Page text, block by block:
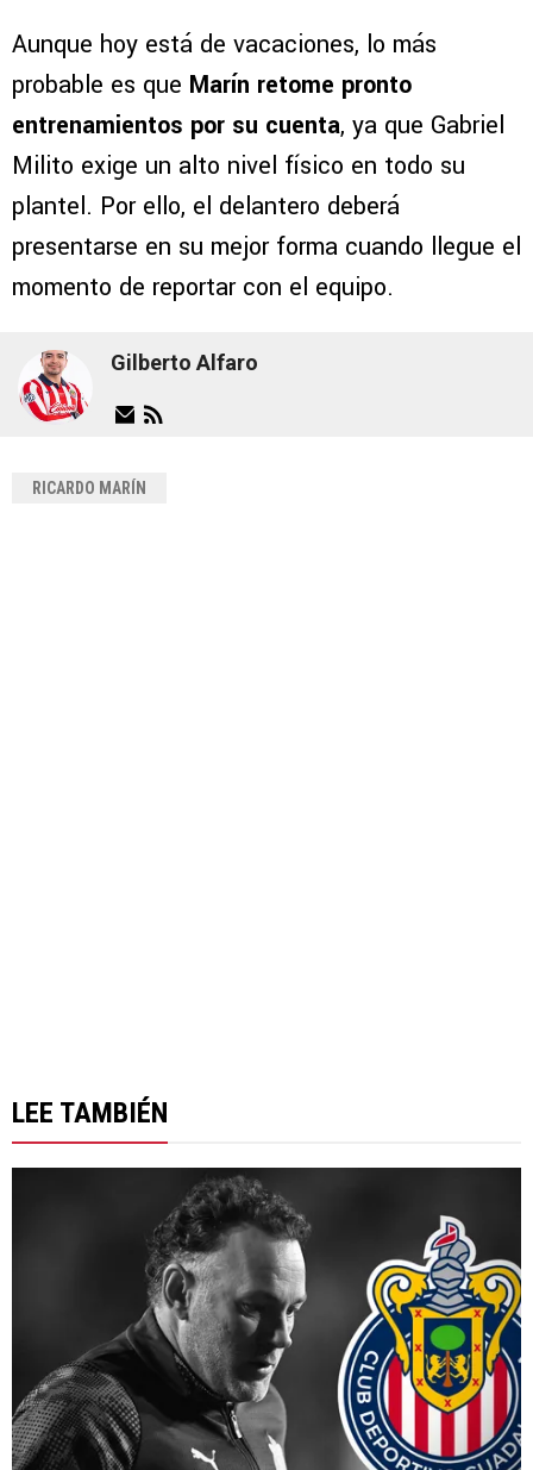
Aunque hoy está de vacaciones, lo más
probable es que Marín retome pronto
entrenamientos por su cuenta, ya que Gabriel
Milito exige un alto nivel físico en todo su
plantel. Por ello, el delantero deberá
presentarse en su mejor forma cuando llegue el
momento de reportar con el equipo.
Gilberto Alfaro
RICARDO MARÍN
LEE TAMBIÉN